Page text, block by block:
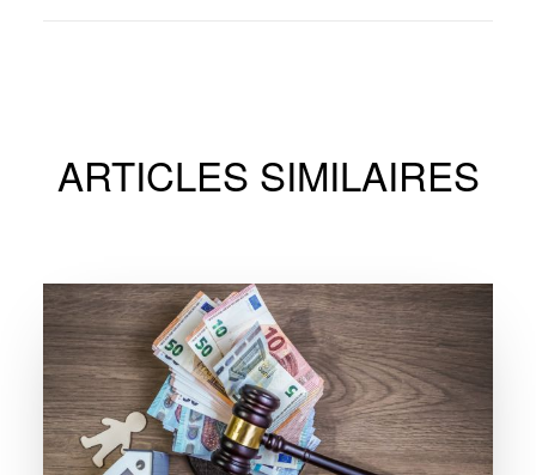
ARTICLES SIMILAIRES